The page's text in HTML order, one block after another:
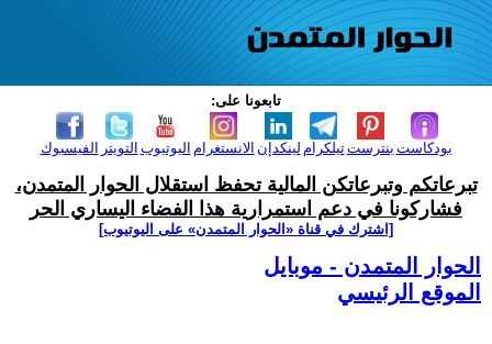
تابعونا على:
الفيسبوك التويتر اليوتيوب الانستغرام لينكدإن تيلكرامبنترست بودكاست
تبرعاتكم وتبرعاتكن المالية تحفظ استقلال الحوار المتمدن،
فشاركونا في دعم استمرارية هذا الفضاء اليساري الحر
[اشترك في قناة ‫«الحوار المتمدن» على اليوتيوب]
الحوار المتمدن - موبايل
الموقع الرئيسي